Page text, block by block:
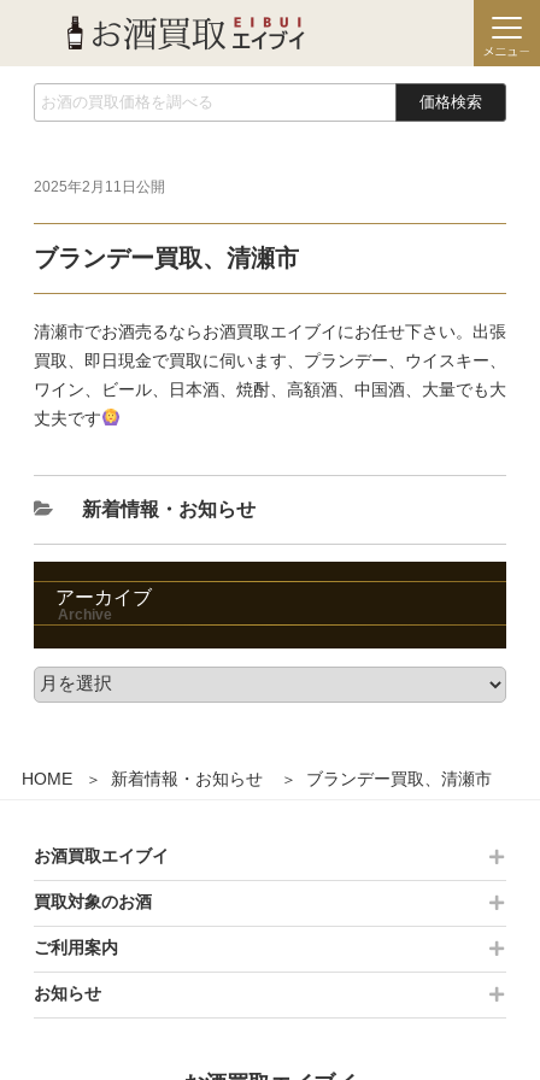
価格検索
HOME 新着情報・お知らせ ブランデー買取、清瀬市
2025年2月11日 公開
ブランデー買取、清瀬市
清瀬市でお酒売るならお酒買取エイブイにお任せ下さい。出張
買取、即日現金で買取に伺います、プランデー、ウイスキー、
ワイン、ビール、日本酒、焼酎、高額酒、中国酒、大量でも大
丈夫です
新着情報・お知らせ
アーカイブ
お酒買取エイブイ
買取対象のお酒
ご利用案内
お知らせ